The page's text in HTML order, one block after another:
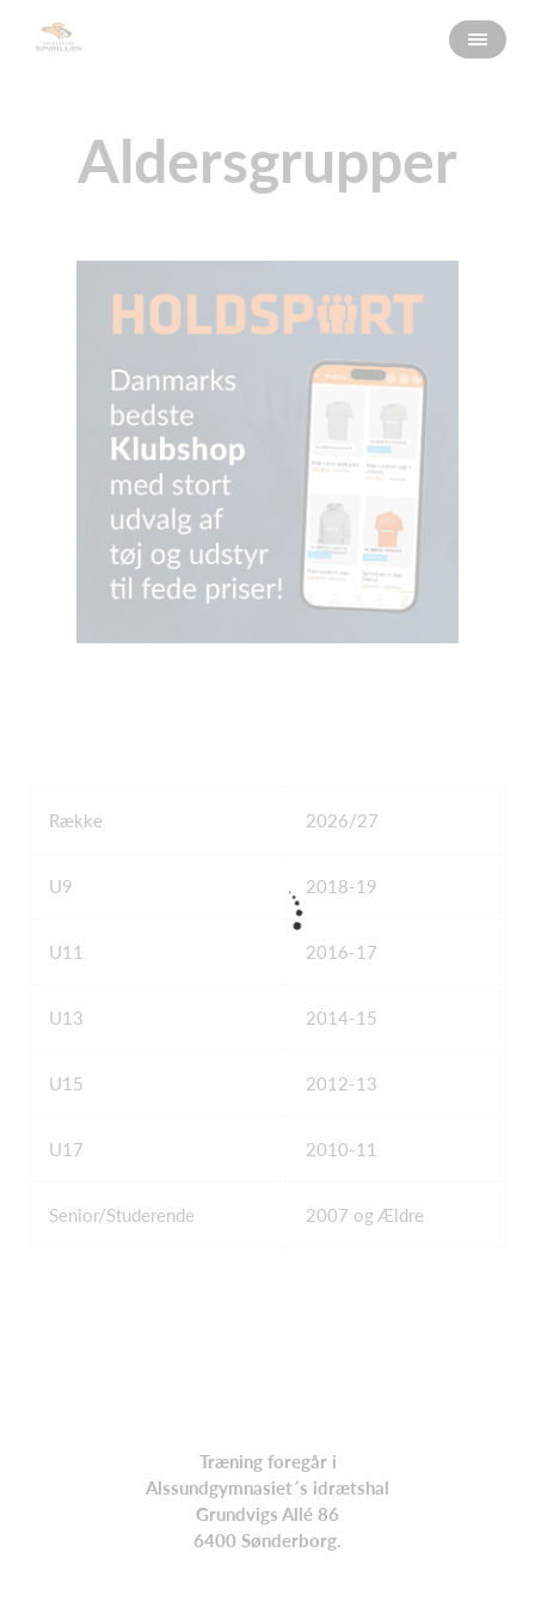
Aldersgrupper
Række 2026/27
U9 2018-19
U11 2016-17
U13 2014-15
U15 2012-13
U17 2010-11
Senior/Studerende 2007 og Ældre
Træning foregår i
Alssundgymnasiet´s idrætshal
Grundvigs Allé 86
6400 Sønderborg.